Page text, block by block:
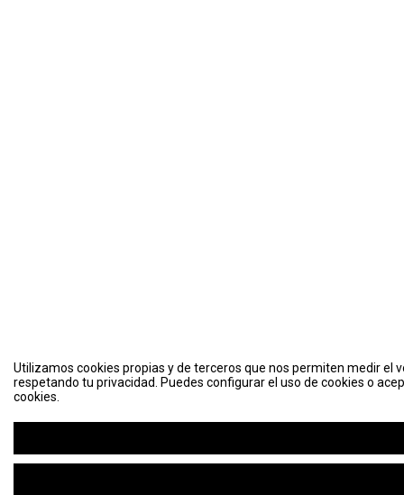
Utilizamos cookies propias y de terceros que nos permiten medir el
respetando tu privacidad. Puedes configurar el uso de cookies o
cookies.